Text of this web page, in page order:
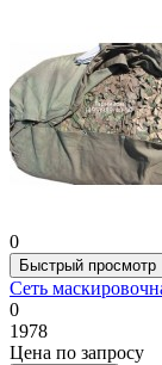
0
Быстрый просмотр
Сеть
0
1978
Цена по запросу